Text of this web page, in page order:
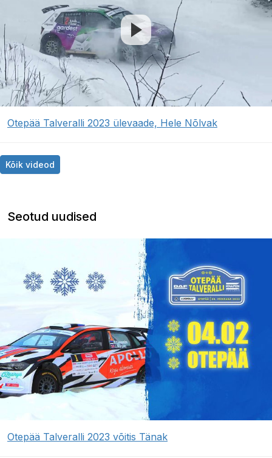
Otepää Talveralli 2023 ülevaade, Hele Nõlvak
Kõik videod
Seotud uudised
Otepää Talveralli 2023 võitis Tänak